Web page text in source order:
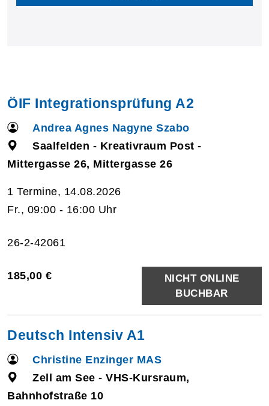
ÖIF Integrationsprüfung A2
Andrea Agnes Nagyne Szabo
Saalfelden - Kreativraum Post -
Mittergasse 26, Mittergasse 26
1 Termine, 14.08.2026
Fr., 09:00 - 16:00 Uhr
26-2-42061
185,00 €
NICHT ONLINE
BUCHBAR
Deutsch Intensiv A1
Christine Enzinger MAS
Zell am See - VHS-Kursraum,
Bahnhofstraße 10